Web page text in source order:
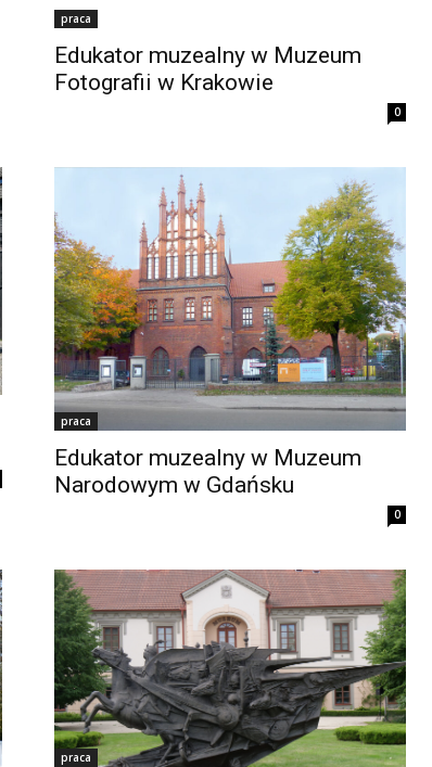
praca
Edukator muzealny w Muzeum
Fotografii w Krakowie
0
praca
Edukator muzealny w Muzeum
Narodowym w Gdańsku
0
praca